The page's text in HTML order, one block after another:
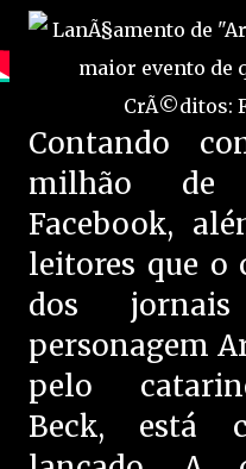
Contando
milhão de
Facebook,
leitores que o
dos
personagem
pelo
Beck, está